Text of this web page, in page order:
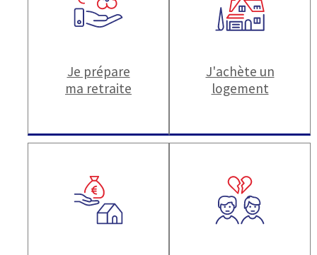
Je prépare
ma retraite
J'achète un
logement